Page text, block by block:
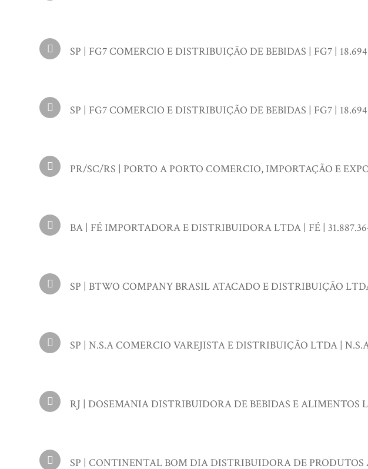
SP | FG7 COMERCIO E DISTRIBUIÇÃO DE BEBIDAS | FG7 |
SP | FG7 COMERCIO E DISTRIBUIÇÃO DE BEBIDAS | FG7 |
PR/SC/RS | PORTO A PORTO COMERCIO, IMPORTAÇÃO E
BA | FÉ IMPORTADORA E DISTRIBUIDORA LTDA | FÉ |
SP | BTWO COMPANY BRASIL ATACADO E DISTRIBUIÇÃO
SP | N.S.A COMERCIO VAREJISTA E DISTRIBUIÇÃO LTDA |
RJ | DOSEMANIA DISTRIBUIDORA DE BEBIDAS E ALIMENTOS
SP | CONTINENTAL BOM DIA DISTRIBUIDORA DE